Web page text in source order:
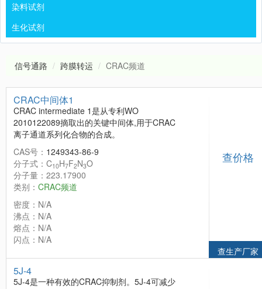
染料试剂
生化试剂
信号通路 跨膜转运 CRAC频道
CRAC中间体1
CRAC intermediate 1是从专利WO
2010122089摘取出的关键中间体,用于CRAC
离子通道系列化合物的合成。
CAS号： 1249343-86-9
分子式：C10H7F2N3O
分子量：223.17900
类别： CRAC频道
密度：N/A
沸点：N/A
熔点：N/A
闪点：N/A
查价格
查生产厂家
5J-4
5J-4是一种有效的CRAC抑制剂。5J-4可减少